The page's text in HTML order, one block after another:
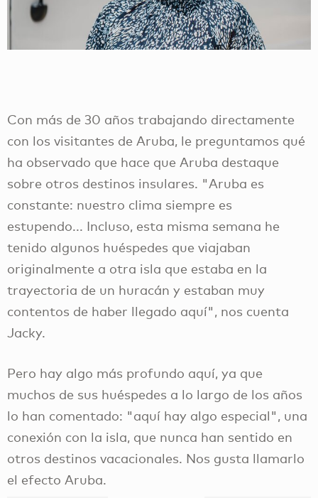
Con más de 30 años trabajando directamente
con los visitantes de Aruba, le preguntamos qué
ha observado que hace que Aruba destaque
sobre otros destinos insulares. "Aruba es
constante: nuestro clima siempre es
estupendo... Incluso, esta misma semana he
tenido algunos huéspedes que viajaban
originalmente a otra isla que estaba en la
trayectoria de un huracán y estaban muy
contentos de haber llegado aquí", nos cuenta
Jacky.
Pero hay algo más profundo aquí, ya que
muchos de sus huéspedes a lo largo de los años
lo han comentado: "aquí hay algo especial", una
conexión con la isla, que nunca han sentido en
otros destinos vacacionales. Nos gusta llamarlo
el efecto Aruba.